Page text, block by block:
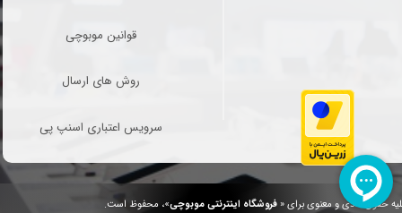
حقوق مادی و معنوی برای «فروشگاه اینترنتی موبوچی»، محفوظ است.
قوانین موبوچی
روش های ارسال
سرویس اعتباری اسنپ پی